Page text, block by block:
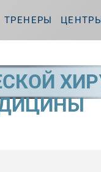
ТРЕНЕРЫ